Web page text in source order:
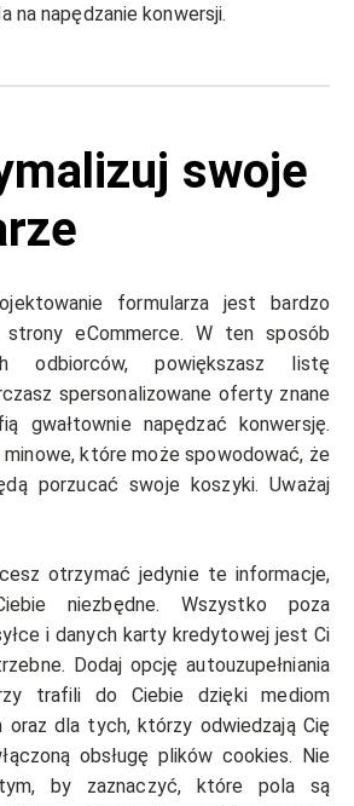
na napędzanie konwersji.
swoje
formularza jest bardzo
strony eCommerce. W ten sposób
odbiorców, powiększasz listę
spersonalizowane oferty znane
gwałtownie napędzać konwersję.
które może spowodować, że
porzucać swoje koszyki. Uważaj
otrzymać jedynie te informacje,
niezbędne. Wszystko poza
i danych karty kredytowej jest Ci
Dodaj opcję autouzupełniania
trafili do Ciebie dzięki mediom
oraz dla tych, którzy odwiedzają Cię
obsługę plików cookies. Nie
by zaznaczyć, które pola są